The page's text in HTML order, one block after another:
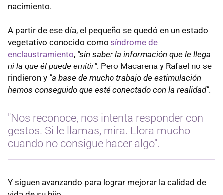
nacimiento.
A partir de ese día, el pequeño se quedó en un estado
vegetativo conocido como síndrome de
enclaustramiento, "sin saber la información que le llega
ni la que él puede emitir". Pero Macarena y Rafael no se
rindieron y "a base de mucho trabajo de estimulación
hemos conseguido que esté conectado con la realidad".
"Nos reconoce, nos intenta responder con
gestos. Si le llamas, mira. Llora mucho
cuando no consigue hacer algo".
Y siguen avanzando para lograr mejorar la calidad de